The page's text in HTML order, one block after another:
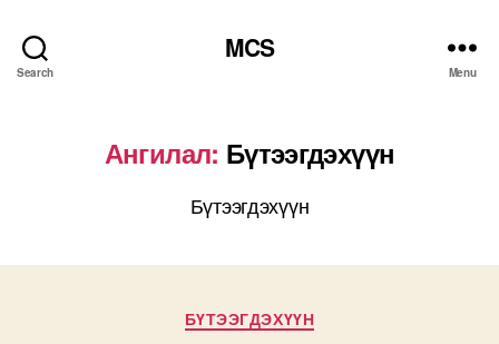
Search
MCS
Menu
Ангилал: Бүтээгдэхүүн
Бүтээгдэхүүн
Categories
БҮТЭЭГДЭХҮҮН